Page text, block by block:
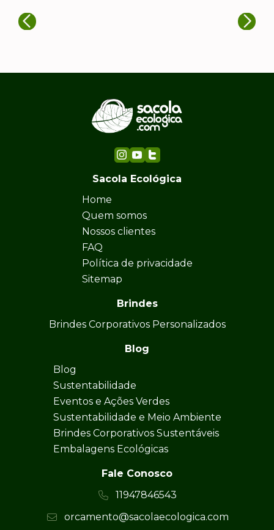
Sacola Ecológica
Home
Quem somos
Nossos clientes
FAQ
Política de privacidade
Sitemap
Brindes
Brindes Corporativos Personalizados
Blog
Blog
Sustentabilidade
Eventos e Ações Verdes
Sustentabilidade e Meio Ambiente
Brindes Corporativos Sustentáveis
Embalagens Ecológicas
Fale Conosco
11947846543
orcamento@sacolaecologica.com